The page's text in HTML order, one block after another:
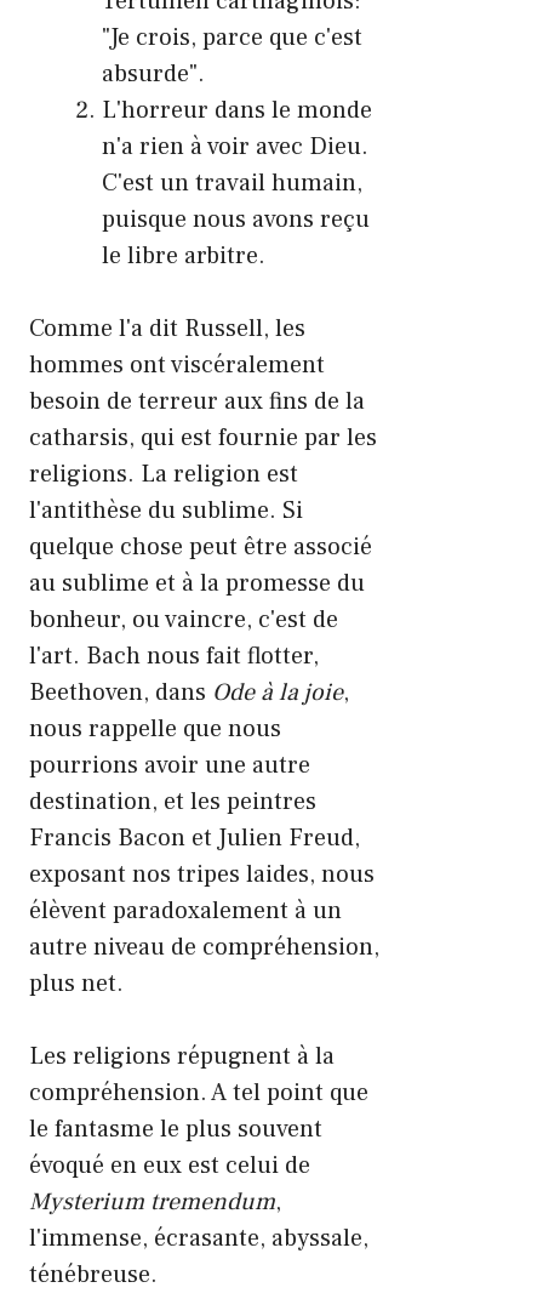
"Je crois, parce que c'est
absurde".
L'horreur dans le monde
n'a rien à voir avec Dieu.
C'est un travail humain,
puisque nous avons reçu
le libre arbitre.
Comme l'a dit Russell, les
hommes ont viscéralement
besoin de terreur aux fins de la
catharsis, qui est fournie par les
religions. La religion est
l'antithèse du sublime. Si
quelque chose peut être associé
au sublime et à la promesse du
bonheur, ou vaincre, c'est de
l'art. Bach nous fait flotter,
Beethoven, dans Ode à la joie,
nous rappelle que nous
pourrions avoir une autre
destination, et les peintres
Francis Bacon et Julien Freud,
exposant nos tripes laides, nous
élèvent paradoxalement à un
autre niveau de compréhension,
plus net.
Les religions répugnent à la
compréhension. A tel point que
le fantasme le plus souvent
évoqué en eux est celui de
Mysterium tremendum,
l'immense, écrasante, abyssale,
ténébreuse.